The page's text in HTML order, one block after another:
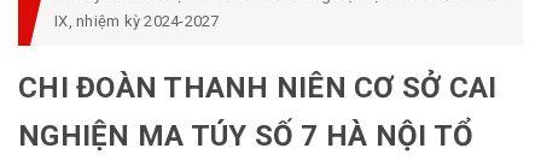
IX, nhiệm kỳ 2024-2027
CHI ĐOÀN THANH NIÊN CƠ SỞ CAI
NGHIỆN MA TÚY SỐ 7 HÀ NỘI TỔ